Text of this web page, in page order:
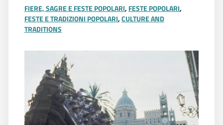
FIERE, SAGRE E FESTE POPOLARI, FESTE POPOLARI,
FESTE E TRADIZIONI POPOLARI,CULTURE AND
TRADITIONS